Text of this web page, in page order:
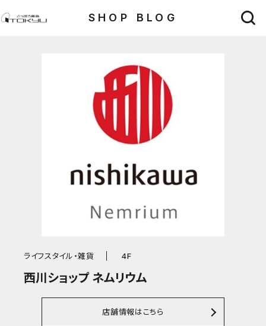
SHOP BLOG
ライフスタイル・雑貨 4F
西川ショップ ネムリウム
店舗情報はこちら